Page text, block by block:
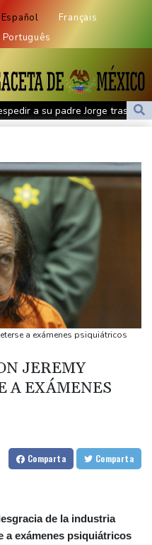
Español
Français
Português
a su padre Jorge tras su
llegadas a un aeropuerto
Ucrania tras explosión de un
los 68 años, el hombre detrás
ocho los fallecidos por el
los 68 años
legal por robo de secretos
que dedicó su vida a
a exámenes psiquiátricos
JEREMY
A EXÁMENES
Comparta Comparta
de la industria
a exámenes psiquiátricos